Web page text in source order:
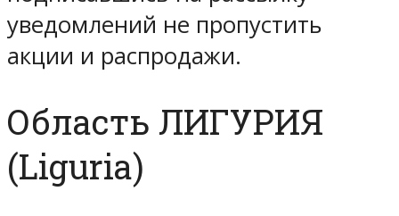
уведомлений не пропустить
акции и распродажи.
Область ЛИГУРИЯ
(Liguria)